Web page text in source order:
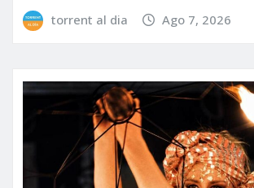
torrent al dia Ago 7, 2026